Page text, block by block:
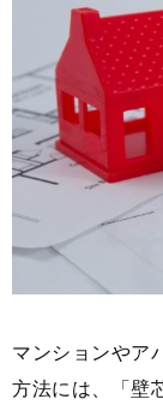
マンションやア
方法には、「壁